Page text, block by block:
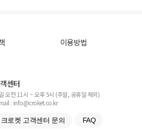
이용방법
센터
오전 11시 ~ 오후 5시 (주말, 공휴일 제외)
: info@croket.co.kr
크로켓 고객센터 문의 FAQ